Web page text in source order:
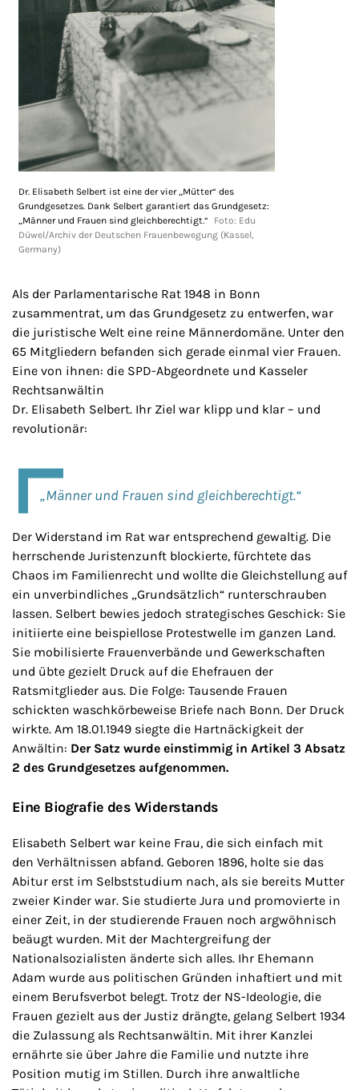
Dr. Elisabeth Selbert ist eine der vier „Mütter“ des
Grundgesetzes. Dank Selbert garantiert das Grundgesetz:
„Männer und Frauen sind gleichberechtigt.“
Foto: Edu
Düwel/Archiv der Deutschen Frauenbewegung (Kassel,
Germany)
Als der Parlamentarische Rat 1948 in Bonn
zusammentrat, um das Grundgesetz zu entwerfen, war
die juristische Welt eine reine Männerdomäne. Unter den
65 Mitgliedern befanden sich gerade einmal vier Frauen.
Eine von ihnen: die SPD-Abgeordnete und Kasseler
Rechtsanwältin
Dr. Elisabeth Selbert. Ihr Ziel war klipp und klar – und
revolutionär:
„Männer und Frauen sind gleichberechtigt.“
Der Widerstand im Rat war entsprechend gewaltig. Die
herrschende Juristenzunft blockierte, fürchtete das
Chaos im Familienrecht und wollte die Gleichstellung auf
ein unverbindliches „Grundsätzlich“ runterschrauben
lassen. Selbert bewies jedoch strategisches Geschick: Sie
initiierte eine beispiellose Protestwelle im ganzen Land.
Sie mobilisierte Frauenverbände und Gewerkschaften
und übte gezielt Druck auf die Ehefrauen der
Ratsmitglieder aus. Die Folge: Tausende Frauen
schickten waschkörbeweise Briefe nach Bonn. Der Druck
wirkte. Am 18.01.1949 siegte die Hartnäckigkeit der
Anwältin: Der Satz wurde einstimmig in Artikel 3 Absatz
2 des Grundgesetzes aufgenommen.
Eine Biografie des Widerstands
Elisabeth Selbert war keine Frau, die sich einfach mit
den Verhältnissen abfand. Geboren 1896, holte sie das
Abitur erst im Selbststudium nach, als sie bereits Mutter
zweier Kinder war. Sie studierte Jura und promovierte in
einer Zeit, in der studierende Frauen noch argwöhnisch
beäugt wurden. Mit der Machtergreifung der
Nationalsozialisten änderte sich alles. Ihr Ehemann
Adam wurde aus politischen Gründen inhaftiert und mit
einem Berufsverbot belegt. Trotz der NS-Ideologie, die
Frauen gezielt aus der Justiz drängte, gelang Selbert 1934
die Zulassung als Rechtsanwältin. Mit ihrer Kanzlei
ernährte sie über Jahre die Familie und nutzte ihre
Position mutig im Stillen. Durch ihre anwaltliche